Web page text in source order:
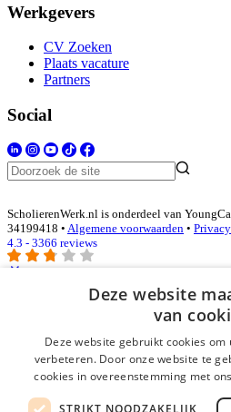
Werkgevers
CV Zoeken
Plaats vacature
Partners
Social
ScholierenWerk.nl is onderdeel van
34199418 • Algemene voorwaarden • Privacy
4.3 - 3366 reviews
E-mail*
Wachtwoord
Deze website
van
Deze website gebruikt cookies
verbeteren. Door onze website te
cookies in overeenstemming met
STRIKT NOODZAKELIJK